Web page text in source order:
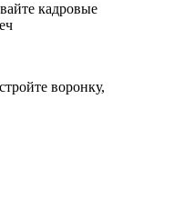
кадровые
воронку,